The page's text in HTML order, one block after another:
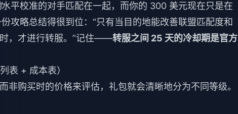
水平校准的对手匹配在一起，而你的 300 美元现在只是在
攻略总结得很到位：“只有当目的地能改善联盟匹配度和
，才进行转服。”记住——转服之间 25 天的冷却期是官方
表 + 成本表）
非购买时的价格来评估，礼包就会清晰地分为不同等级。